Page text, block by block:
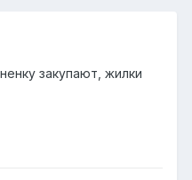
закупают, жилки